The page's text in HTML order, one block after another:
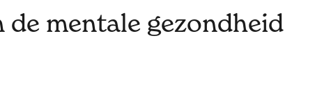
de mentale gezondheid